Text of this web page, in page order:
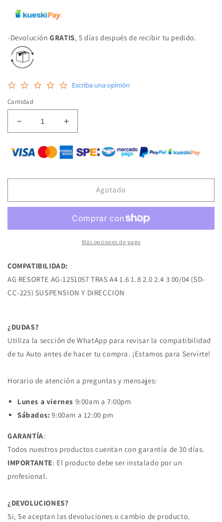
-DevoluciónGRATIS, 5 días después de recibir tu pedido.
0.0
Escriba una opinión
Cantidad
Reducir
cantidad
para
AG-
RESORTE
TRAS
1.6
2.4
3
00/04
VOLKSWAGEN
Aumentar
cantidad
para
AG-
RESORTE
TRAS
A4
1.6
3
00/04
VOLKSWAGEN
Agotado
Más opciones de pago
COMPATIBILIDAD:
AG RESORTE AG-1251057 TRAS A4 1.6 1.8 2.0 2.4 3 00/04 (SD-
CC-225) SUSPENSION Y DIRECCION
¿DUDAS?
Utiliza la sección de WhatApp para revisar la compatibilidad
de tu Auto antes de hacer tu compra. ¡Estamos para Servirte!
Horario de atención a preguntas y mensajes:
Lunes a viernes 9:00am a 7:00pm
Sábados: 9:00am a 12:00 pm
GARANTÍA:
Todos nuestros productos cuentan con garantía de 30 días.
IMPORTANTE: El producto debe ser instalado por un
profesional.
¿DEVOLUCIONES?
Si, Se aceptan las devoluciones o cambio de producto.